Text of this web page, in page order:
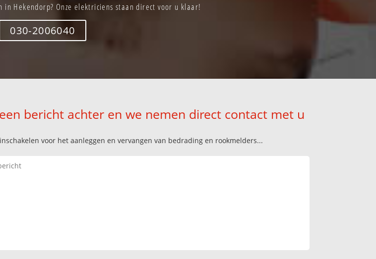
in Hekendorp? Onze elektriciens staan direct voor u klaar!
030-2006040
bericht achter en we nemen direct contact met u
voor het aanleggen en vervangen van bedrading en rookmelders...